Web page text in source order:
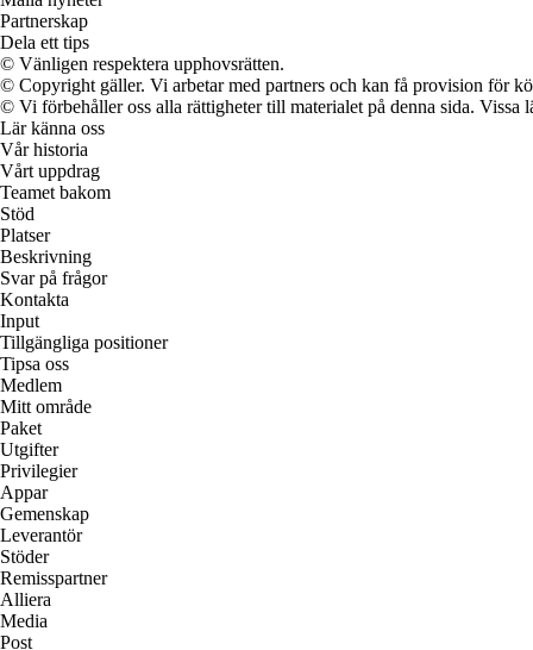
Partnerskap
Dela ett tips
© Vänligen respektera upphovsrätten.
© Copyright gäller. Vi arbetar med partners och kan få provision för
© Vi förbehåller oss alla rättigheter till materialet på denna sida.
Lär känna oss
Vår historia
Vårt uppdrag
Teamet bakom
Stöd
Platser
Beskrivning
Svar på frågor
Kontakta
Input
Tillgängliga positioner
Tipsa oss
Medlem
Mitt område
Paket
Utgifter
Privilegier
Appar
Gemenskap
Leverantör
Stöder
Remisspartner
Alliera
Media
Post